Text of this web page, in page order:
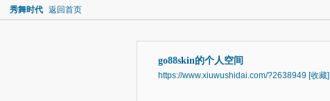
秀舞时代 返回首页
go88skin的个人空间
https://www.xiuwushidai.com/?2638949 [收藏]